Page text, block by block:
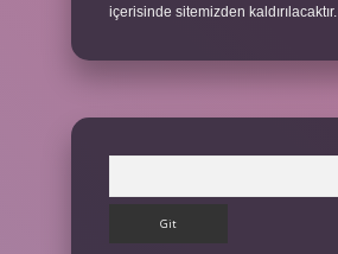
içerisinde sitemizden kaldırılacaktır.